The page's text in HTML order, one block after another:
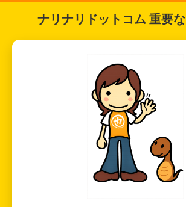
ナリナリドットコム 重要